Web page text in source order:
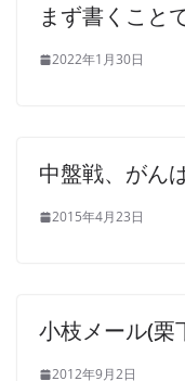
まず書くこと
2022年1月30日
中盤戦、がん
2015年4月23日
小枝メール(栗​
2012年9月2日